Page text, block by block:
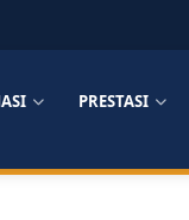
PRESTASI